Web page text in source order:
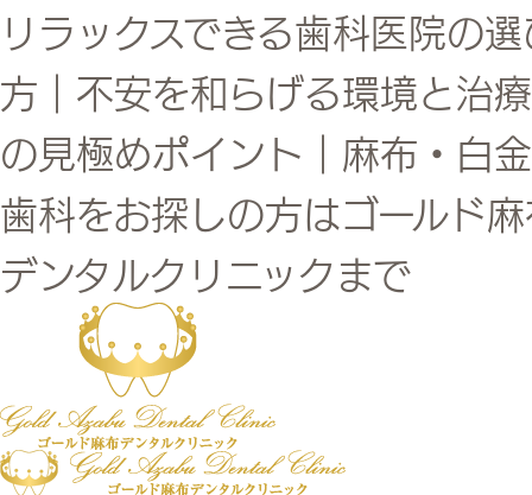
リラックスできる歯科医院の
方｜不安を和らげる環境と治
の見極めポイント｜麻布・白
歯科をお探しの方はゴールド
デンタルクリニックまで